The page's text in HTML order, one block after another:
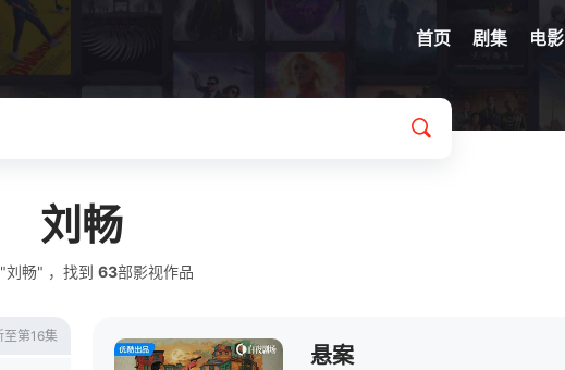
首页 剧集 电影
刘畅
刘畅" ，找到 63部影视作品
至第16集
悬案